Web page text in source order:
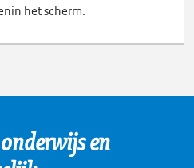
het scherm.
en